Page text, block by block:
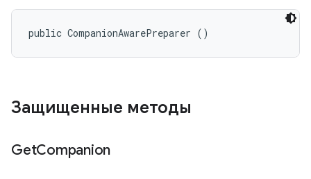
public CompanionAwarePreparer ()
Защищенные методы
GetCompanion